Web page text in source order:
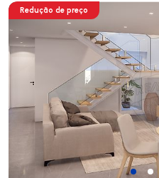
Redução de preço